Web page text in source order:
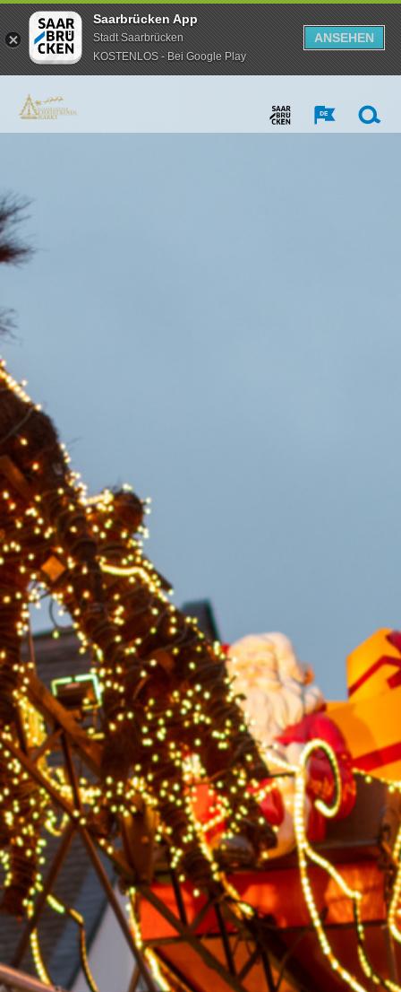
Saarbrücken App
Stadt Saarbrücken
KOSTENLOS - Bei Google Play
ANSEHEN